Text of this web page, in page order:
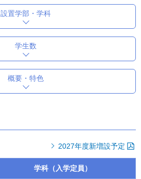
設置学部・学科
学生数
概要・特色
2027年度新増設予定
学科（入学定員）